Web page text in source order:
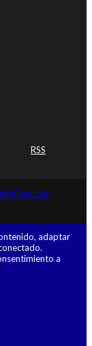
RSS
Ltd.
adaptar
a